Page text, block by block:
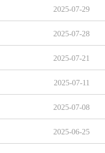
2025-07-29
2025-07-28
2025-07-21
2025-07-11
2025-07-08
2025-06-25